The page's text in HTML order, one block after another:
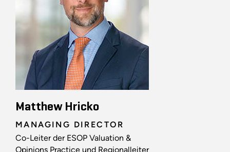
Matthew Hricko
MANAGING DIRECTOR
Co-Leiter der ESOP Valuation &
Opinions Practice und Regionalleiter